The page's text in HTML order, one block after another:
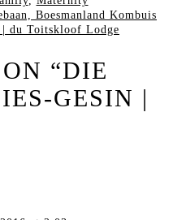
Boesmanland Kombuis
| du Toitskloof Lodge
“DIE
GESIN |